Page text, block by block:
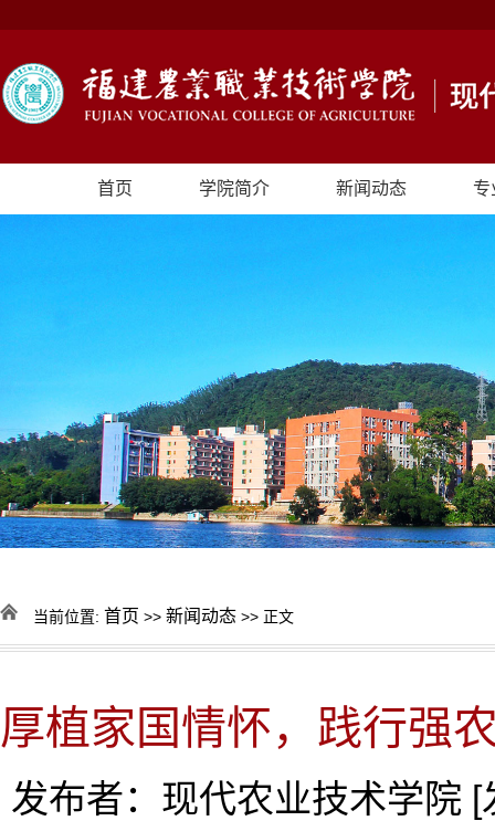
首页 学院简介 新闻动态 专
当前位置: 首页 >> 新闻动态 >> 正文
厚植家国情怀，践行强
发布者：现代农业技术学院 [